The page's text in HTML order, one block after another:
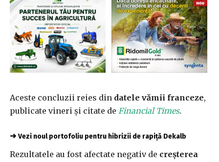
Aceste concluzii reies din datele vămii franceze,
publicate vineri și citate de Financial Times.
➜ Vezi noul portofoliu pentru hibrizii de rapiță Dekalb
Rezultatele au fost afectate negativ de creșterea